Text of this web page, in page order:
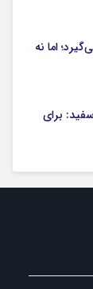
اما نه
برای